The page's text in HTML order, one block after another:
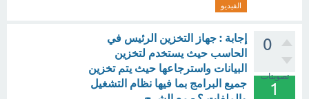
الفيديو
0
تصويتات
1
إجابة : جهاز التخزين الرئيس في
الحاسب حيث يستخدم لتخزين
البيانات واسترجاعها حيث يتم تخزين
جميع البرامج بما فيها نظام التشغيل